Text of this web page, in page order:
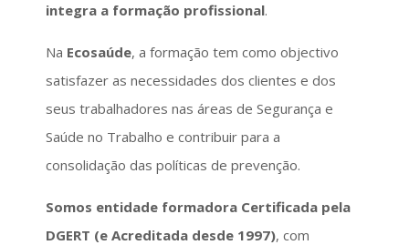
integra a formação profissional.
Na Ecosaúde, a formação tem como objectivo
satisfazer as necessidades dos clientes e dos
seus trabalhadores nas áreas de Segurança e
Saúde no Trabalho e contribuir para a
consolidação das políticas de prevenção.
Somos entidade formadora Certificada pela
DGERT (e Acreditada desde 1997), com